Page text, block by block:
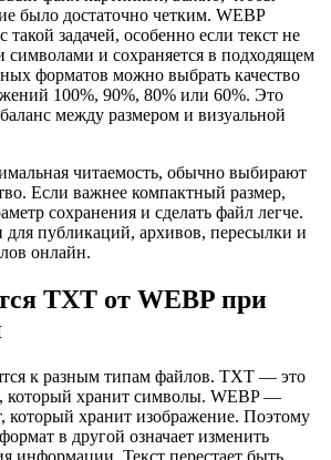
было достаточно четким. WEBP
такой задачей, особенно если текст не
символами и сохраняется в подходящем
форматов можно выбрать качество
100%, 90%, 80% или 60%. Это
между размером и визуальной
читаемость, обычно выбирают
Если важнее компактный размер,
сохранения и сделать файл легче.
для публикаций, архивов, пересылки и
онлайн.
TXT от WEBP при
к разным типам файлов. TXT — это
который хранит символы. WEBP —
который хранит изображение. Поэтому
в другой означает изменить
информации. Текст перестает быть